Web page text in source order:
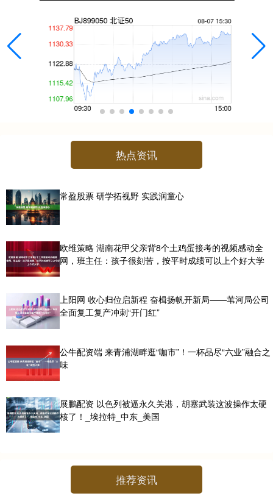
热点资讯
常盈股票 研学拓视野 实践润童心
欧维策略 湖南花甲父亲背8个土鸡蛋接考的视频感动全
网，班主任：孩子很刻苦，按平时成绩可以上个好大学
上阳网 收心归位启新程 奋楫扬帆开新局——苇河局公司
全面复工复产冲刺“开门红”
公牛配资端 来青浦湖畔逛“咖市”！一杯品尽“六业”融合之
味
展鵬配资 以色列被逼永久关港，胡塞武装这波操作太硬
核了！_埃拉特_中东_美国
推荐资讯